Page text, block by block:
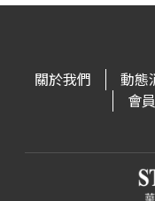
關於我們 動態
會